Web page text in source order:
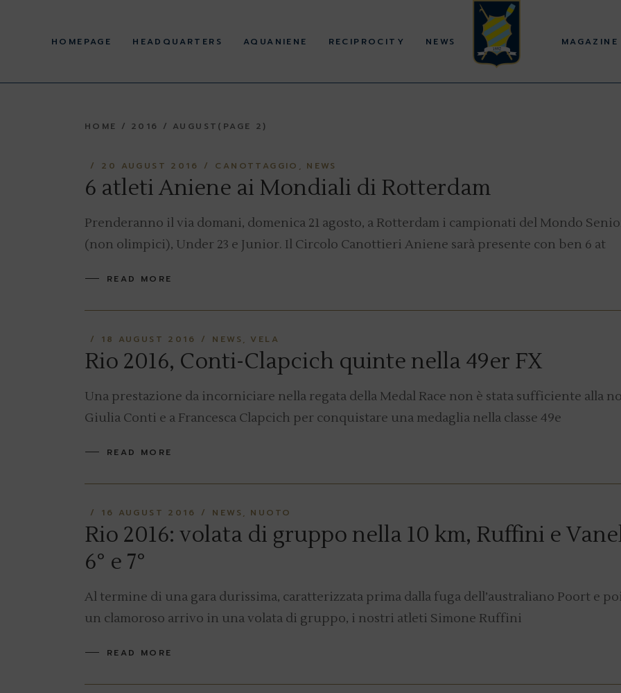
HOMEPAGE HEADQUARTERS
Corporate offices
Regulations and acts
pursuant to Legislative
Decree 36/2021 and
Facilities
AQUANIENE RECIPROCITY NEWS MAGAZINE
Corporate offices
Regulations and acts
39/2021
HOME 2016 AUGUST (PAGE 2)
20 AUGUST 2016 CANOTTAGGIO NEWS
6 atleti Aniene ai Mondiali di Rotterdam
Prenderanno il via domani, domenica 21 agosto, a Rotterdam i campionati del Mondo
(non olimpici), Under 23 e Junior. Il Circolo Canottieri Aniene sarà presente con ben 6 at
READ MORE
18 AUGUST 2016 NEWS VELA
Rio 2016, Conti-Clapcich quinte nella 49er FX
Una prestazione da incorniciare nella regata della Medal Race non è stata sufficiente alla
Giulia Conti e a Francesca Clapcich per conquistare una medaglia nella classe 49e
READ MORE
16 AUGUST 2016 NEWS NUOTO
Rio 2016: volata di gruppo nella 10 km, Ruffini e
6° e 7°
Al termine di una gara durissima, caratterizzata prima dalla fuga dell’australiano Poort e
un clamoroso arrivo in una volata di gruppo, i nostri atleti Simone Ruffini
READ MORE